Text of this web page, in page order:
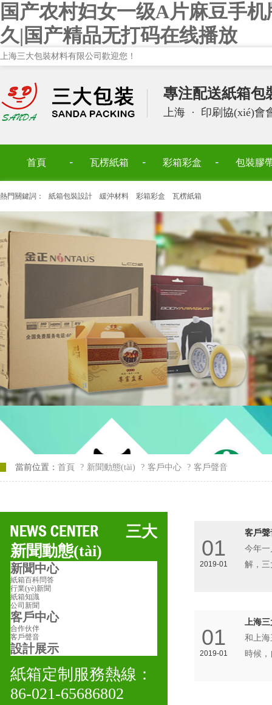
国产农村妇女一级A片麻豆手
久|国产精品无打码在线播放
上海三大包裝材料有限公司歡迎您！
專注配送紙箱包
上海 · 印刷協(xié)會
首頁 瓦楞紙箱 彩箱彩盒 包裝膠
熱門關鍵詞： 紙箱包裝設計 緩沖材料 彩箱彩盒 瓦楞紙箱
當前位置： 首頁 ? 新聞動態(tài) ? 客戶中心 ? 客戶聲音
三大
新聞動態(tài)
新聞中心
紙箱百科問答
行業(yè)新聞
紙箱知識
公司新聞
客戶中心
合作伙伴
客戶聲音
設計展示
紙箱定制服務熱線：
86-021-65686802
01
2019-01
客戶聲
今年
解，
01
2019-01
上海
和上海
時候